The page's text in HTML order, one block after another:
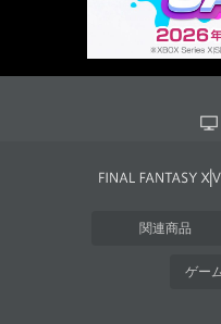
関連商品
ゲー